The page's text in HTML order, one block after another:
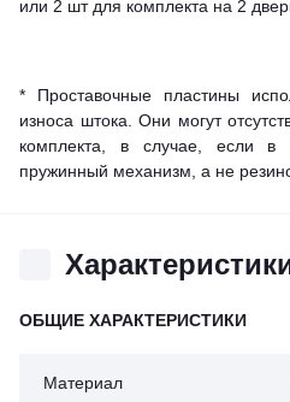
или 2 шт для комплекта на 2
* Проставочные пластины
износа штока. Они могут
комплекта, в случае, если в
пружинный механизм, а не
ОБЩИЕ ХАРАКТЕРИСТИКИ
Материал